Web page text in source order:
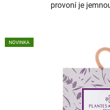
provoní je
NOVINKA